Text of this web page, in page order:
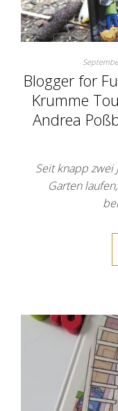
Blogger for
Krumme
Andrea
Seit knapp zwei
Garten